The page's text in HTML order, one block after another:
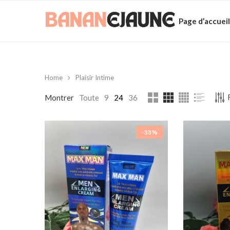
Page d’accueil
Home Plaisir Intime
Montrer Toute 9 24 36
-33%